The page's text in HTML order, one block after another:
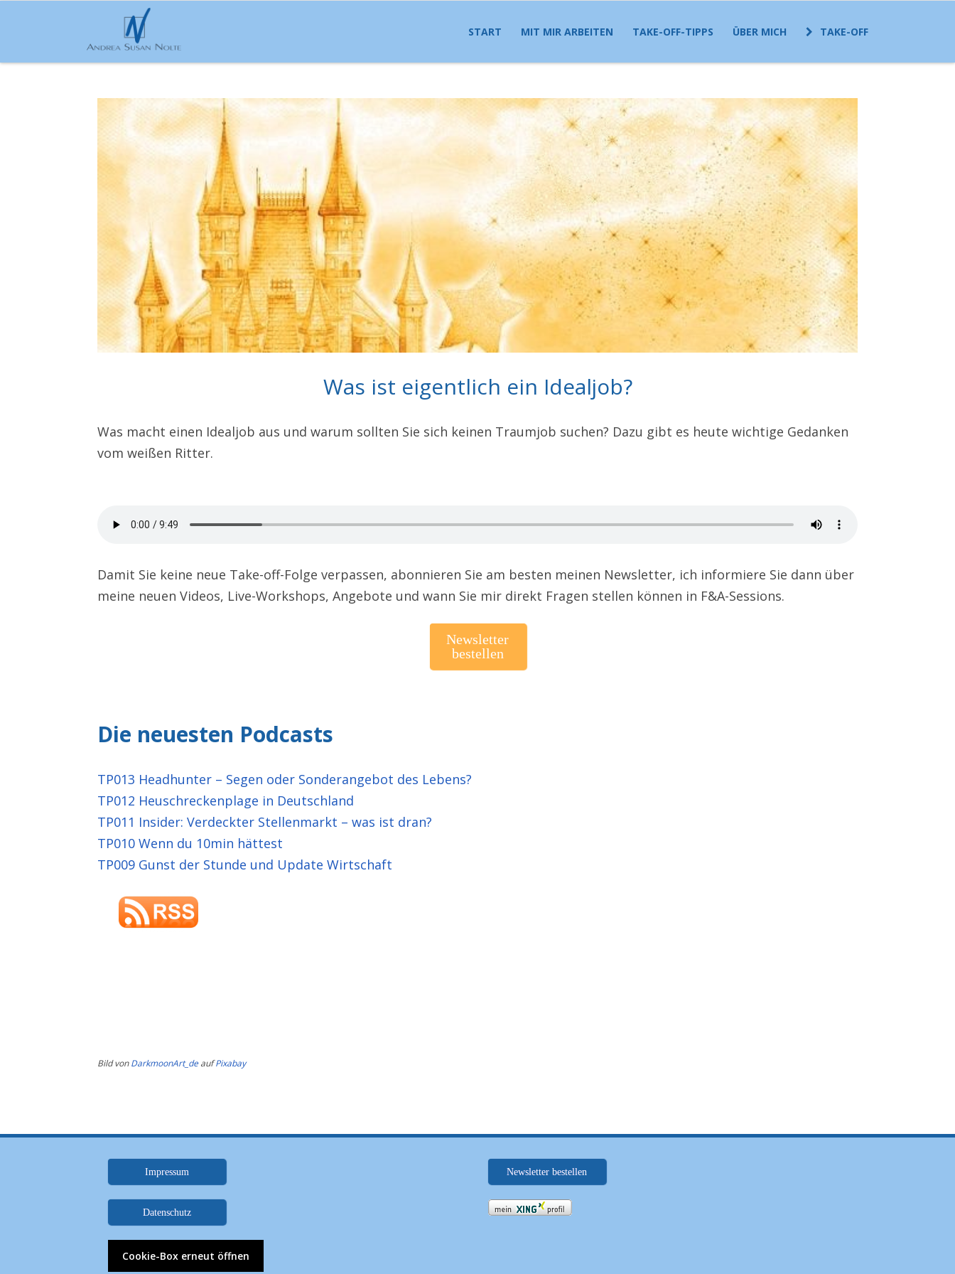
START MIT MIR ARBEITEN TAKE-OFF-TIPPS ÜBER MICH TAKE-OFF
Was ist eigentlich ein Idealjob?
Was macht einen Idealjob aus und warum sollten Sie sich keinen Traumjob suchen? Dazu gibt es heute wichtige Gedanken
vom weißen Ritter.
Damit Sie keine neue Take-off-Folge verpassen, abonnieren Sie am besten meinen Newsletter, ich informiere Sie dann über
meine neuen Videos, Live-Workshops, Angebote und wann Sie mir direkt Fragen stellen können in F&A-Sessions.
Newsletter
bestellen
Die neuesten Podcasts
TP013 Headhunter – Segen oder Sonderangebot des Lebens?
TP012 Heuschreckenplage in Deutschland
TP011 Insider: Verdeckter Stellenmarkt – was ist dran?
TP010 Wenn du 10min hättest
TP009 Gunst der Stunde und Update Wirtschaft
Bild vonDarkmoonArt_deaufPixabay
Impressum
Datenschutz
Cookie-Box erneut öffnen
Newsletter bestellen